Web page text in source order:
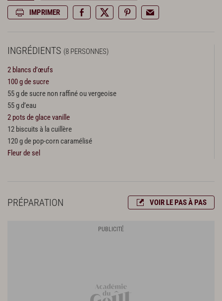
IMPRIMER
INGRÉDIENTS (8 PERSONNES)
2 blancs d’œufs
100 g de sucre
55 g de sucre non raffiné ou vergeoise
55 g d’eau
2 pots de glace vanille
12 biscuits à la cuillère
120 g de pop-corn caramélisé
Fleur de sel
PRÉPARATION VOIR LE PAS À PAS